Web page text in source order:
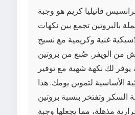
فانيليا كريم هو وجبة
بالبروتين تجمع بين نكهات
غنية وكريمية مع نسيج
الويفر. صُنع من بروتين
يوفر لك نكهة شهية مع توفير
الأساسية لتموين يومك. هذا
السكر وتفتخر بنسبة بروتين
مذهلة، مما يجعلها وجبة